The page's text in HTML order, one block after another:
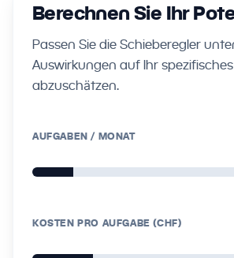
Berechnen Sie Ihr
Passen Sie die Schieberegler
Auswirkungen auf Ihr
abzuschätzen.
AUFGABEN / MONAT
KOSTEN PRO AUFGABE (CHF)